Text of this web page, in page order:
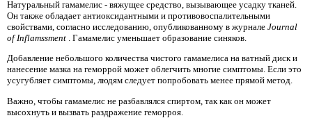
Натуральный гамамелис - вяжущее средство, вызывающее усадку тканей.
Он также обладает антиоксидантными и противовоспалительными
свойствами, согласно исследованию, опубликованному в журнале Journal
of Inflamssment . Гамамелис уменьшает образование синяков.
Добавление небольшого количества чистого гамамелиса на ватный диск и
нанесение мазка на геморрой может облегчить многие симптомы. Если это
усугубляет симптомы, людям следует попробовать менее прямой метод.
Важно, чтобы гамамелис не разбавлялся спиртом, так как он может
высохнуть и вызвать раздражение геморроя.